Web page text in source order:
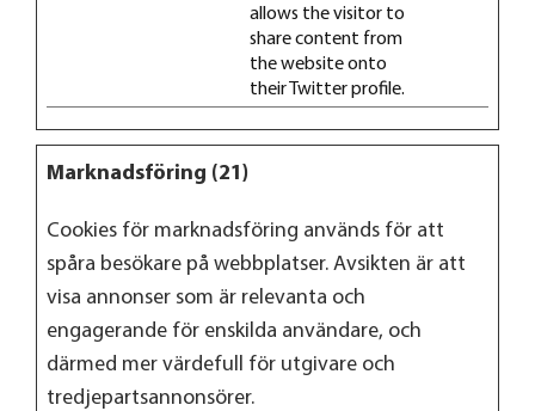
allows the visitor to
share content from
the website onto
their Twitter profile.
Marknadsföring (21)
Cookies för marknadsföring används för att
spåra besökare på webbplatser. Avsikten är att
visa annonser som är relevanta och
engagerande för enskilda användare, och
därmed mer värdefull för utgivare och
tredjepartsannonsörer.